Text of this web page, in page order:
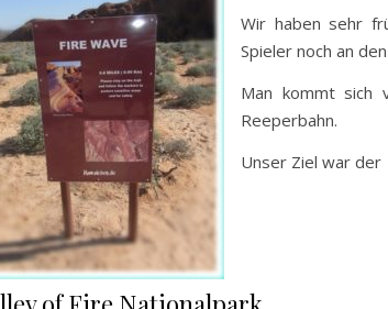
Wir haben sehr
Spieler noch an
Man kommt sich
Reeperbahn.
Unser Ziel war der